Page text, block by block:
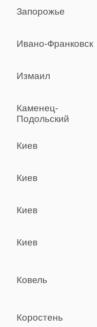
Запорожье
Ивано-Франковск
Измаил
Каменец-
Подольский
Киев
Киев
Киев
Киев
Ковель
Коростень